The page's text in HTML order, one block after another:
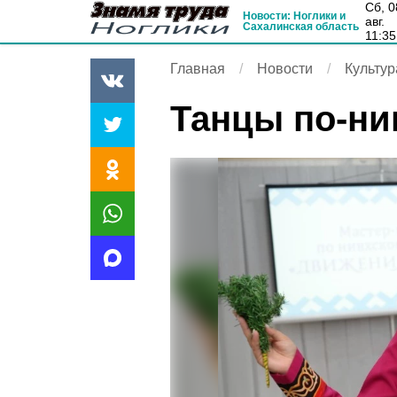
Новости: Ноглики и
Сахалинская область
сб, 08
авг.
11:35
Главная Новости
Танцы по-